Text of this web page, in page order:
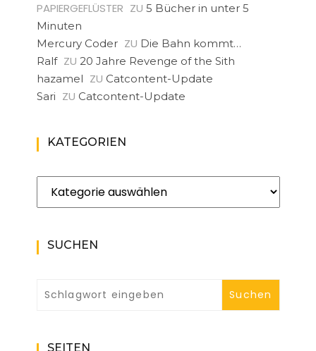
PAPIERGEFLÜSTER ZU 5 Bücher in unter 5
Minuten
Mercury Coder ZU Die Bahn kommt…
Ralf ZU 20 Jahre Revenge of the Sith
hazamel ZU Catcontent-Update
Sari ZU Catcontent-Update
KATEGORIEN
Kategorien
SUCHEN
SEITEN